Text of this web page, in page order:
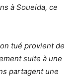
à Soueida, ce
tué provient de
suite à une
partagent une